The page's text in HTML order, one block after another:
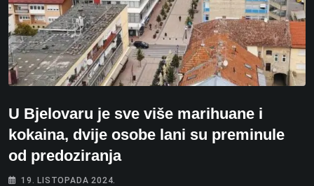
U Bjelovaru je sve više marihuane i
kokaina, dvije osobe lani su preminule
od predoziranja
19. LISTOPADA 2024.